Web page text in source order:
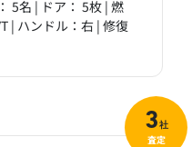
5名 | ドア： 5枚 | 燃
| ハンドル：右 | 修復
3社
査定